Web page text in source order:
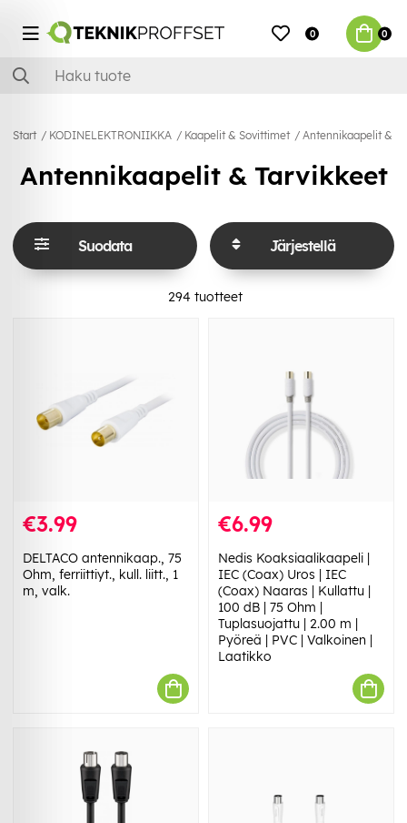
0 0
Start KODINELEKTRONIIKKA Kaapelit & Sovittimet Antennikaapelit &
Antennikaapelit & Tarvikkeet
Suodata Järjestellä
294 tuotteet
€3.99
DELTACO antennikaap., 75
Ohm, ferriittiyt., kull. liitt., 1
m, valk.
€6.99
Nedis Koaksiaalikaapeli |
IEC (Coax) Uros | IEC
(Coax) Naaras | Kullattu |
100 dB | 75 Ohm |
Tuplasuojattu | 2.00 m |
Pyöreä | PVC | Valkoinen |
Laatikko